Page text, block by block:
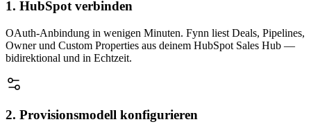
1. HubSpot verbinden
OAuth-Anbindung in wenigen Minuten. Fynn liest Deals, Pipelines,
Owner und Custom Properties aus deinem HubSpot Sales Hub —
bidirektional und in Echtzeit.
2. Provisionsmodell konfigurieren